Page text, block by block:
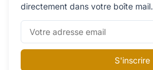
directement dans votre boîte mail.
S'inscrire